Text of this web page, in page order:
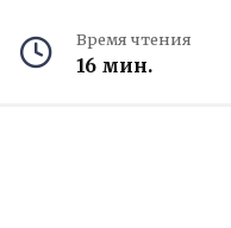
Время чтения
16 мин.